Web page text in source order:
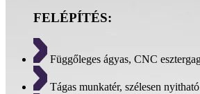
FELÉPÍTÉS:
Függőleges ágyas, CNC
Tágas munkatér, szélesen